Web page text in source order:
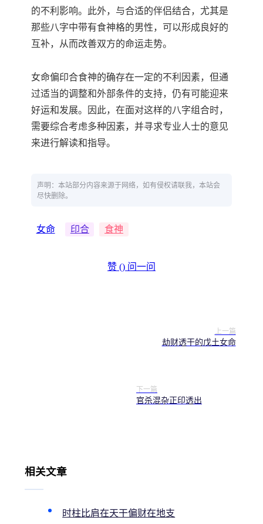
的不利影响。此外，与合适的伴侣结合，尤其是
那些八字中带有食神格的男性，可以形成良好的
互补，从而改善双方的命运走势。
女命偏印合食神的确存在一定的不利因素，但通
过适当的调整和外部条件的支持，仍有可能迎来
好运和发展。因此，在面对这样的八字组合时，
需要综合考虑多种因素，并寻求专业人士的意见
来进行解读和指导。
声明：本站部分内容来源于网络，如有侵权请联我，本站会
尽快删除。
女命 印合 食神
赞 () 问一问
上一篇
劫财透干的戊土女命
下一篇
官杀混杂正印透出
相关文章
时柱比肩在天干偏财在地支